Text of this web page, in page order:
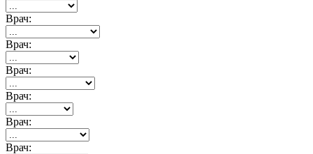
Врач:
Врач:
Врач:
Врач:
Врач:
Врач: